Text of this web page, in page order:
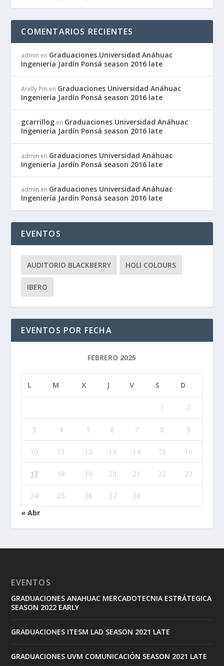
COMENTARIOS RECIENTES
admin en Graduaciones Universidad Anáhuac
Ingeniería Jardín Ponsá season 2016 late
Arelly Pm en Graduaciones Universidad Anáhuac
Ingeniería Jardín Ponsá season 2016 late
gcarrillog en Graduaciones Universidad Anáhuac
Ingeniería Jardín Ponsá season 2016 late
admin en Graduaciones Universidad Anáhuac
Ingeniería Jardín Ponsá season 2016 late
admin en Graduaciones Universidad Anáhuac
Ingeniería Jardín Ponsá season 2016 late
EVENTOS
AUDITORIO BLACKBERRY HOLI COLOURS
IBERO
EVENTOS POR FECHA
FEBRERO 2025
L M X J V S D
1 2
3 4 5 6 7 8 9
10 11 12 13 14 15 16
17 18 19 20 21 22 23
24 25 26 27
28
« Abr
EVENTOS
GRADUACIONES ANAHUAC MERCADOTECNIA ESTRÁTEGICA
SEASON 2022 EARLY
GRADUACIONES ITESM LAD SEASON 2021 LATE
GRADUACIONES UVM COMUNICACIÓN SEASON 2021 LATE